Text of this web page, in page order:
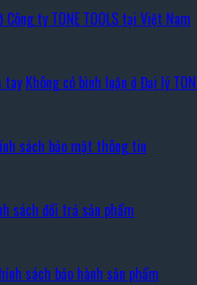
Công ty TONE TOOLS tại Việt Nam
tay Không có bình luận ở Đại lý
sách bảo mật thông tin
sách đổi trả sản phẩm
sách bảo hành sản phẩm